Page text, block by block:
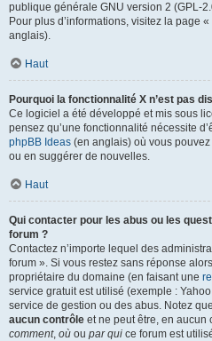
publique générale GNU version 2 (GPL-
Pour plus d’informations, visitez la page «
anglais).
Haut
Pourquoi la fonctionnalité X n’est pas
Ce logiciel a été développé et mis sous
pensez qu’une fonctionnalité nécessite
phpBB Ideas (en anglais) où vous
ou en suggérer de nouvelles.
Haut
Qui contacter pour les abus ou les
forum ?
Contactez n’importe lequel des
forum ». Si vous restez sans réponse
propriétaire du domaine (en faisant une
service gratuit est utilisé (exemple :
service de gestion ou des abus. Notez
aucun contrôle et ne peut être, en aucun
comment, où ou par qui ce forum est